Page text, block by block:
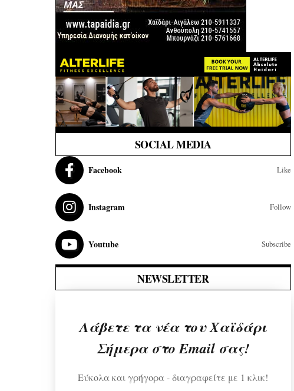
SOCIAL MEDIA
Facebook Like
Instagram Follow
Youtube Subscribe
NEWSLETTER
Λάβετε τα νέα του Χαϊδάρι
Σήμερα στο Email σας!
Εύκολα και γρήγορα - διαγραφείτε με 1 κλικ!